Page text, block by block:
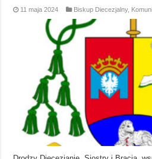
11 maja 2024 Biskup Diecezjalny,